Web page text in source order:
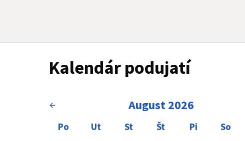
Kalendár podujatí
Kalendár, vyberte dátum Oblasť výsledkov
August 2026
Po Ut St Št Pi So